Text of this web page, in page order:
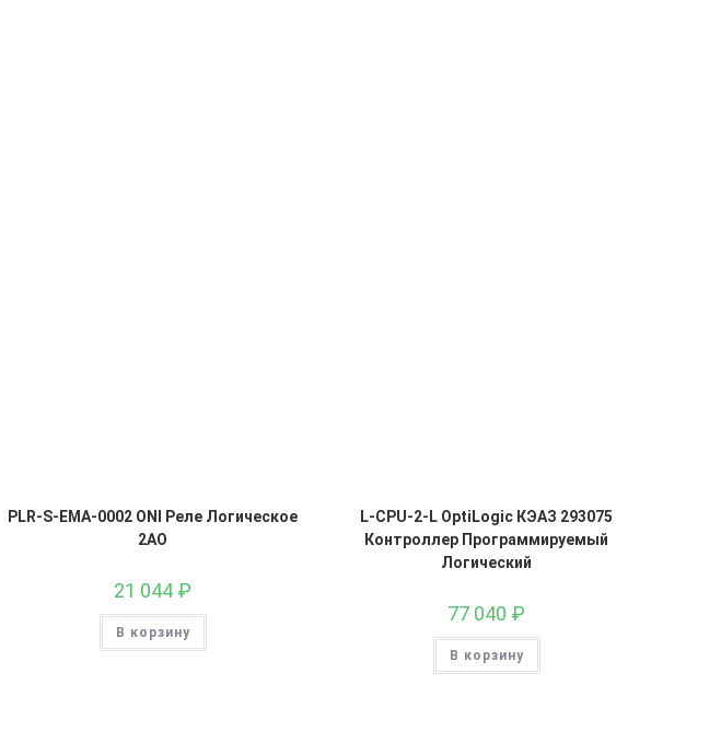
PLR-S-EMA-0002 ONI Реле Логическое
2AO
21 044 ₽
В корзину
L-CPU-2-L OptiLogic КЭАЗ 293075
Контроллер Программируемый
Логический
77 040 ₽
В корзину